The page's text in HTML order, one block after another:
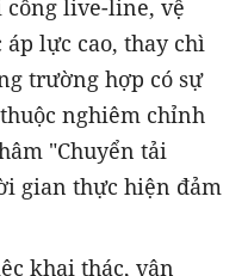
live-line, vệ
lực cao, thay chì
trường hợp có sự
nghiêm chỉnh
"Chuyển tải
gian thực hiện đảm
khai thác, vận